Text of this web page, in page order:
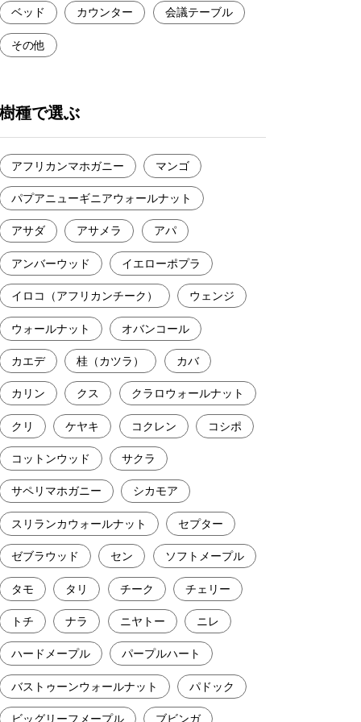
ベッド カウンター 会議テーブル
その他
樹種で選ぶ
アフリカンマホガニー マンゴ
パプアニューギニアウォールナット
アサダ アサメラ アパ
アンバーウッド イエローポプラ
イロコ（アフリカンチーク） ウェンジ
ウォールナット オバンコール
カエデ 桂（カツラ） カバ
カリン クス クラロウォールナット
クリ ケヤキ コクレン コシポ
コットンウッド サクラ
サペリマホガニー シカモア
スリランカウォールナット セプター
ゼブラウッド セン ソフトメープル
タモ タリ チーク チェリー
トチ ナラ ニヤトー ニレ
ハードメープル パープルハート
バストゥーンウォールナット パドック
ビッグリーフメープル ブビンガ